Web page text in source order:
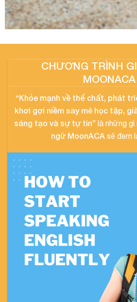
CHƯƠNG TRÌNH
MOONACA
“Khỏe mạnh về thể chất, phát
khơi gợi niềm say mê học tập,
sáng tạo và sự tự tin” là những gì
ngữ MoonACA sẽ đem